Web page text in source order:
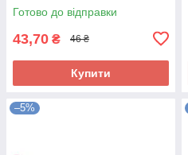
Готово до відправки
43,70 ₴ 46 ₴
Купити
–5%